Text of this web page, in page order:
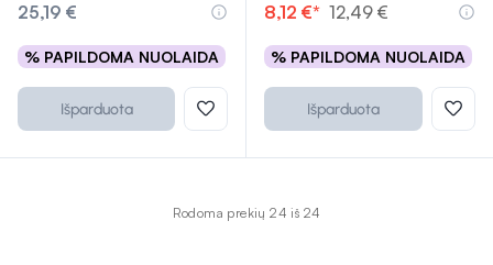
25,19 €
% PAPILDOMA NUOLAIDA
Išparduota
8,12 €* 12,49 €
% PAPILDOMA NUOLAIDA
Išparduota
Rodoma prekių 24 iš 24